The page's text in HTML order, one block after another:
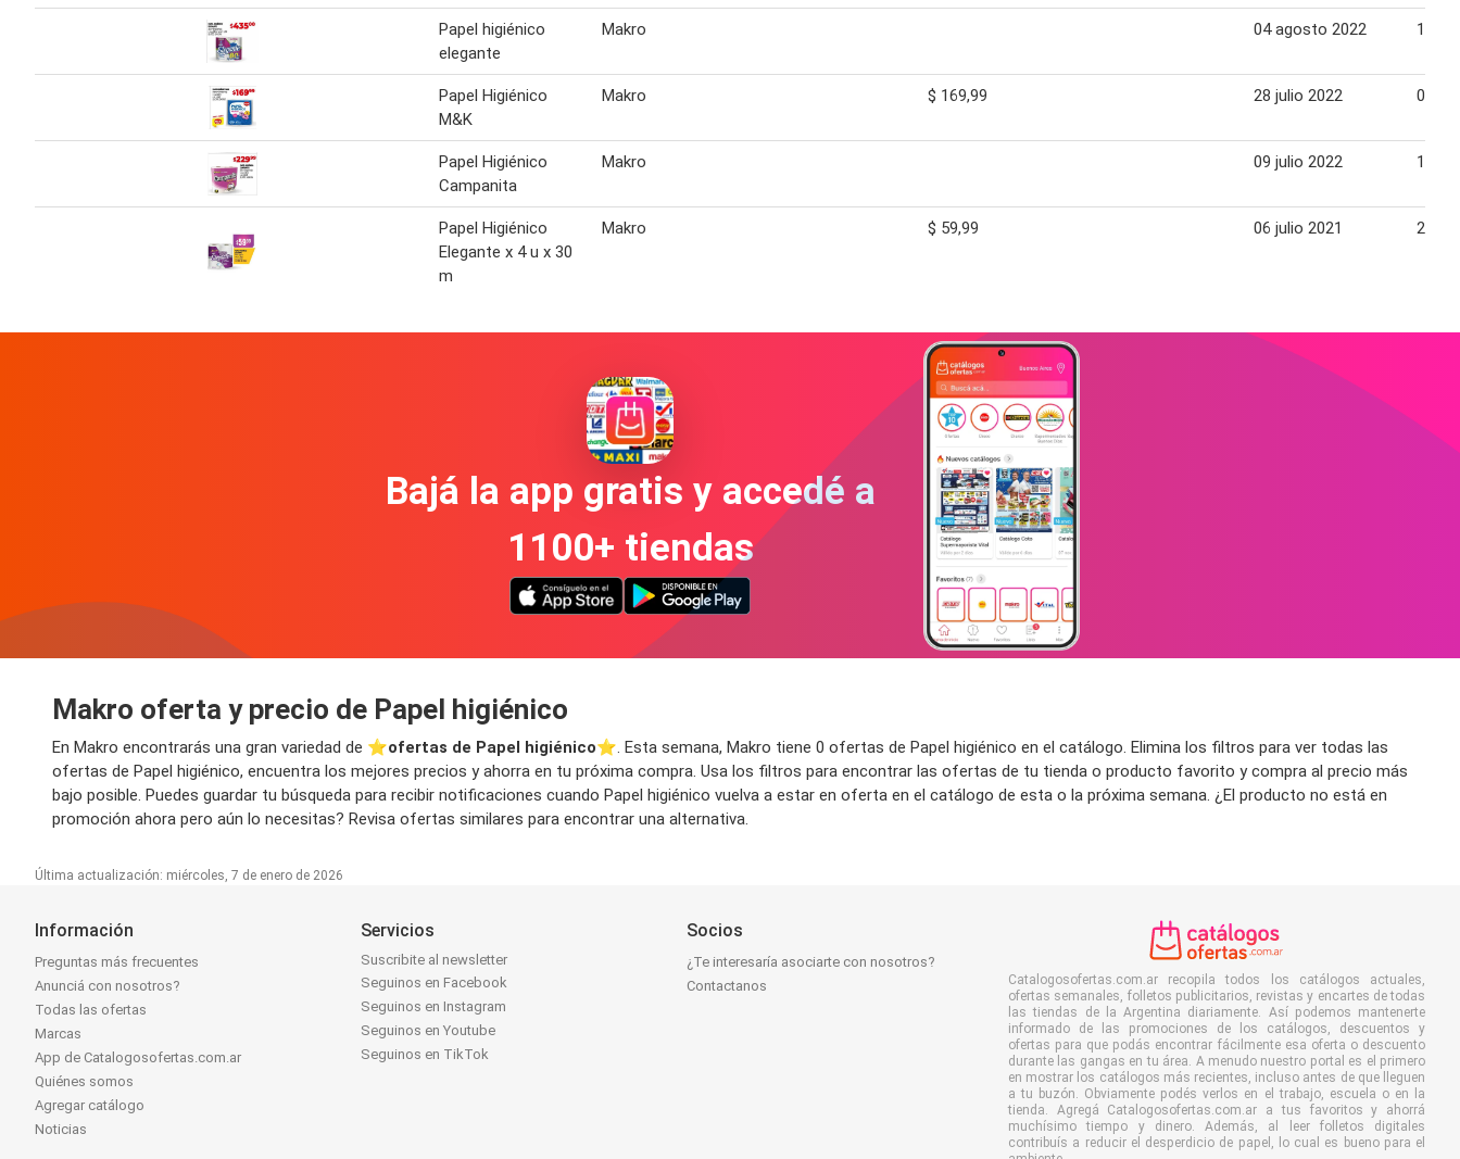
Papel higiénico
elegante
Makro 04 agosto 2022 10
Papel Higiénico
M&K
Makro $ 169,99 28 julio 2022 03
Papel Higiénico
Campanita
Makro 09 julio 2022 13
Papel Higiénico
Elegante x 4 u x 30
m
Makro $ 59,99 06 julio 2021 21
Bajá la app gratis y accedé a
1100+ tiendas
Makro oferta y precio de Papel higiénico
En Makro encontrarás una gran variedad de ⭐️ofertas de Papel higiénico⭐️. Esta semana, Makro tiene 0 ofertas de Papel higiénico en el catálogo. Elimina los filtros para ver todas las
ofertas de Papel higiénico, encuentra los mejores precios y ahorra en tu próxima compra. Usa los filtros para encontrar las ofertas de tu tienda o producto favorito y compra al precio más
bajo posible. Puedes guardar tu búsqueda para recibir notificaciones cuando Papel higiénico vuelva a estar en oferta en el catálogo de esta o la próxima semana. ¿El producto no está en
promoción ahora pero aún lo necesitas? Revisa ofertas similares para encontrar una alternativa.
Última actualización: miércoles, 7 de enero de 2026
Información
Preguntas más frecuentes
Anunciá con nosotros?
Todas las ofertas
Marcas
App de Catalogosofertas.com.ar
Quiénes somos
Agregar catálogo
Noticias
Servicios
Suscribite al newsletter
Seguinos en Facebook
Seguinos en Instagram
Seguinos en Youtube
Seguinos en TikTok
Socios
¿Te interesaría asociarte con nosotros?
Contactanos
Catalogosofertas.com.ar recopila todos los catálogos actuales,
ofertas semanales, folletos publicitarios, revistas y encartes de todas
las tiendas de la Argentina diariamente. Así podemos mantenerte
informado de las promociones de los catálogos, descuentos y
ofertas para que podás encontrar fácilmente esa oferta o descuento
durante las gangas en tu área. A menudo nuestro portal es el primero
en mostrar los catálogos más recientes, incluso antes de que lleguen
a tu buzón. Obviamente podés verlos en el trabajo, escuela o en la
tienda. Agregá Catalogosofertas.com.ar a tus favoritos y ahorrá
muchísimo tiempo y dinero. Además, al leer folletos digitales
contribuís a reducir el desperdicio de papel, lo cual es bueno para el